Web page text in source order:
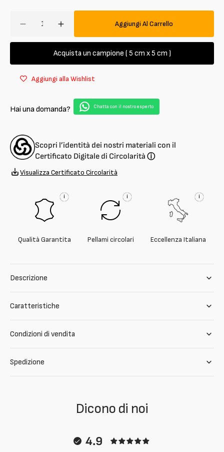
Diminuisci
palmellato
Aumenta
quantità
per
Vitello
palmellato
mm
Aggiungi Al Carrello
Acquista un campione ( 5 cm x 5 cm )
Aggiungi alla Wishlist
Hai una domanda? Chatta con il nostro esperto
Scopri l’identità dei nostri materiali con il
Certificato Digitale di Circolarità ⓘ
Visualizza Certificato Circolarità
i
Qualità Garantita
i
Pellami circolari
i
Eccellenza Italiana
Descrizione
Caratteristiche
Condizioni di vendita
Spedizione
Dicono di noi
4.9